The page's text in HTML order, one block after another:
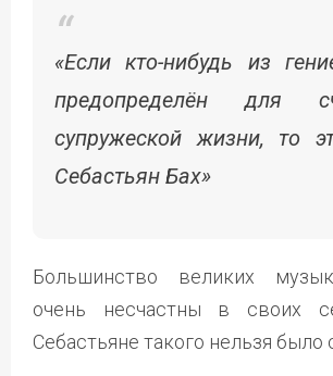
«Если кто-нибудь из
предопределён для
супружеской жизни, то
Себастьян Бах»
Большинство великих
очень несчастны в своих
Себастьяне такого нельзя было